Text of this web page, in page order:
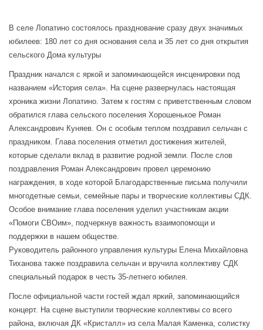
В селе Лопатино состоялось празднование сразу двух значимых
юбилеев: 180 лет со дня основания села и 35 лет со дня открытия
сельского Дома культуры
Праздник начался с яркой и запоминающейся инсценировки под
названием «История села». На сцене развернулась настоящая
хроника жизни Лопатино. Затем к гостям с приветственным словом
обратился глава сельского поселения Хорошенькое Роман
Александрович Куняев. Он с особым теплом поздравил сельчан с
праздником. Глава поселения отметил достижения жителей,
которые сделали вклад в развитие родной земли. После слов
поздравления Роман Александрович провел церемонию
награждения, в ходе которой Благодарственные письма получили
многодетные семьи, семейные пары и творческие коллективы СДК.
Особое внимание глава поселения уделил участникам акции
«Помоги СВОим», подчеркнув важность взаимопомощи и
поддержки в нашем обществе.
Руководитель районного управления культуры Елена Михайловна
Тиханова также поздравила сельчан и вручила коллективу СДК
специальный подарок в честь 35-летнего юбилея.
После официальной части гостей ждал яркий, запоминающийся
концерт. На сцене выступили творческие коллективы со всего
района, включая ДК «Кристалл» из села Малая Каменка, солистку